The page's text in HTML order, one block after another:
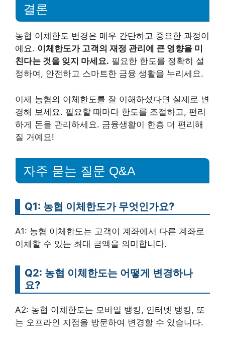
결론
농협 이체한도 변경은 매우 간단하고 중요한 과정이
에요. 이체한도가 고객의 재정 관리에 큰 영향을 미
친다는 것을 잊지 마세요. 필요한 한도를 정확히 설
정하여, 안전하고 스마트한 금융 생활을 누리세요.
이제 농협의 이체한도를 잘 이해하셨다면 실제로 변
경해 보세요. 필요할 때마다 한도를 조절하고, 편리
하게 돈을 관리하세요. 금융생활이 한층 더 편리해
질 거예요!
자주 묻는 질문 Q&A
Q1: 농협 이체한도가 무엇인가요?
A1: 농협 이체한도는 고객이 계좌에서 다른 계좌로
이체할 수 있는 최대 금액을 의미합니다.
Q2: 농협 이체한도는 어떻게 변경하나
요?
A2: 농협 이체한도는 모바일 뱅킹, 인터넷 뱅킹, 또
는 오프라인 지점을 방문하여 변경할 수 있습니다.